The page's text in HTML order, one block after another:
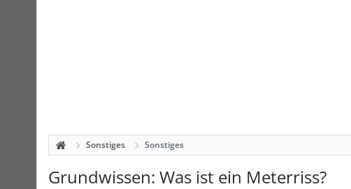
Sonstiges Sonstiges
Grundwissen: Was ist ein Meterriss?